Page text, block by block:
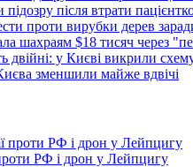
підозру після втрати
проти вирубки дерев
шахраям $18 тисяч через
двійні: у Києві викрили
зменшили майже вдвічі
РФ і дрон у Лейпцигу